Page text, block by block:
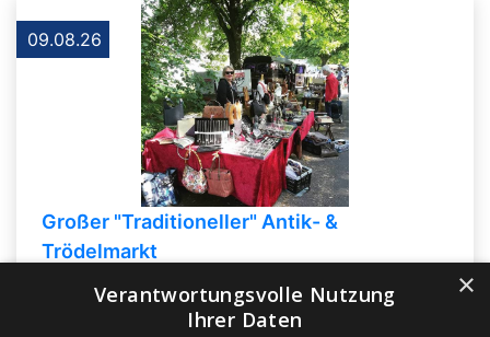
09.08.26
Großer "Traditioneller" Antik- &
Trödelmarkt
34576 Homberg (Efze)
×
Verantwortungsvolle Nutzung
Ihrer Daten